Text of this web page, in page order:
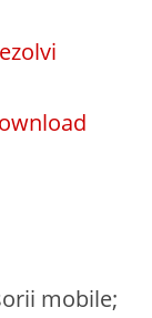
mobile;